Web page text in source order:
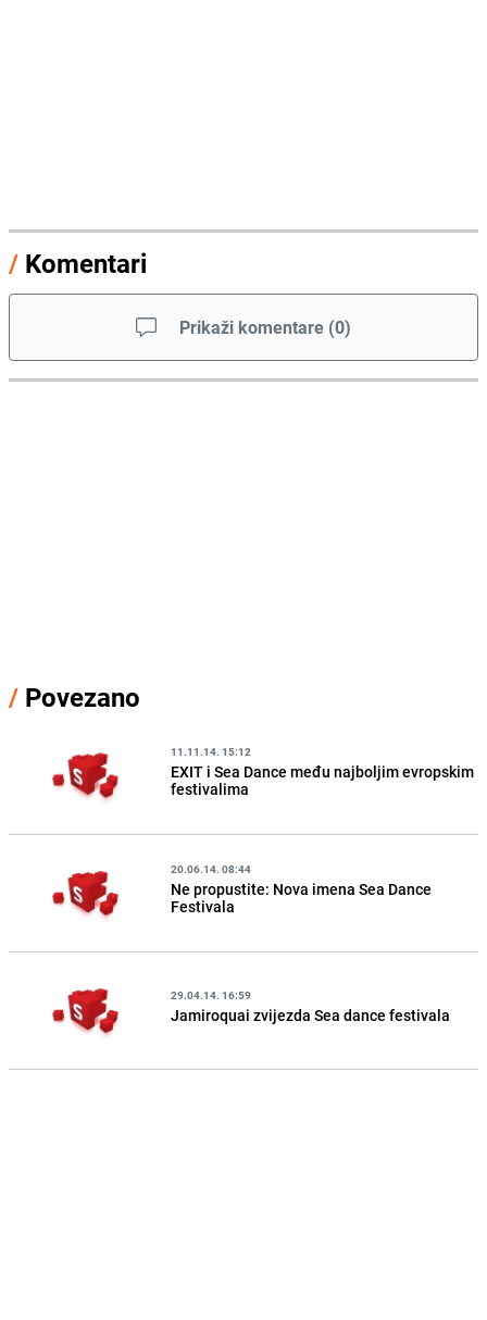
/ Komentari
Prikaži komentare (0)
/ Povezano
11.11.14. 15:12
EXIT i Sea Dance među najboljim evropskim
festivalima
20.06.14. 08:44
Ne propustite: Nova imena Sea Dance
Festivala
29.04.14. 16:59
Jamiroquai zvijezda Sea dance festivala